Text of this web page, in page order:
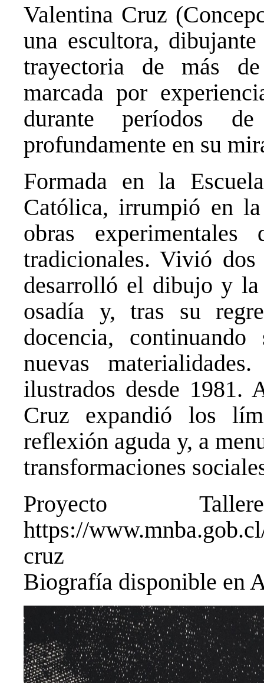
Valentina Cruz
una escultora,
trayectoria de más
marcada por
durante períodos
profundamente en su
Formada en la
Católica, irrumpió en
obras
tradicionales. Vivió dos
desarrolló el dibujo y
osadía y, tras su
docencia,
nuevas
ilustrados desde 1981.
Cruz expandió los
reflexión aguda y, a
transformaciones
Proyecto
https://
cruz
Biografía disponible en